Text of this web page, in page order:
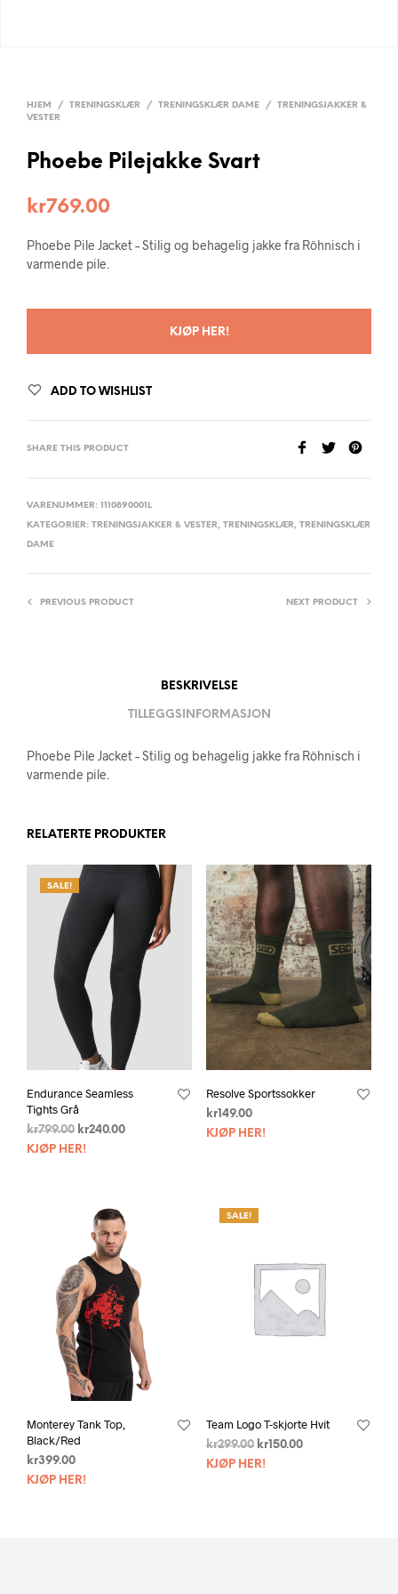
HJEM / TRENINGSKLÆR / TRENINGSKLÆR DAME /
TRENINGSJAKKER &
VESTER
Phoebe Pilejakke Svart
kr769.00
Phoebe Pile Jacket – Stilig og behagelig jakke fra Röhnisch i
varmende pile.
KJØP HER!
ADD TO WISHLIST
SHARE THIS PRODUCT
VARENUMMER: 1110890001L
KATEGORIER: TRENINGSJAKKER & VESTER, TRENINGSKLÆR, TRENINGSKLÆR
DAME
PREVIOUS PRODUCT NEXT PRODUCT
BESKRIVELSE
TILLEGGSINFORMASJON
Phoebe Pile Jacket – Stilig og behagelig jakke fra Röhnisch i
varmende pile.
RELATERTE PRODUKTER
SALE!
Endurance Seamless
Tights Grå
kr799.00 kr240.00
KJØP HER!
Resolve Sportssokker
kr149.00
KJØP HER!
Monterey Tank Top,
Black/Red
kr399.00
KJØP HER!
SALE!
Team Logo T-skjorte Hvit
kr299.00 kr150.00
KJØP HER!